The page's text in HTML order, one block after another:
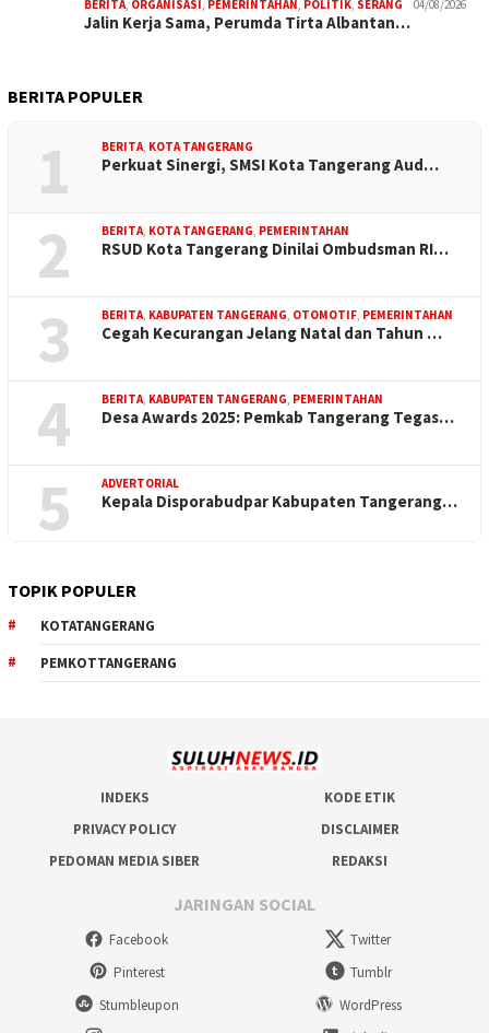
BERITA, ORGANISASI, PEMERINTAHAN, POLITIK, SERANG 04/08/2026
Jalin Kerja Sama, Perumda Tirta Albantan…
BERITA POPULER
1 BERITA, KOTA TANGERANG
Perkuat Sinergi, SMSI Kota Tangerang Aud…
2 BERITA, KOTA TANGERANG, PEMERINTAHAN
RSUD Kota Tangerang Dinilai Ombudsman RI…
3 BERITA, KABUPATEN TANGERANG, OTOMOTIF, PEMERINTAHAN
Cegah Kecurangan Jelang Natal dan Tahun …
4 BERITA, KABUPATEN TANGERANG, PEMERINTAHAN
Desa Awards 2025: Pemkab Tangerang Tegas…
5 ADVERTORIAL
Kepala Disporabudpar Kabupaten Tangerang…
TOPIK POPULER
KOTATANGERANG
PEMKOTTANGERANG
INDEKS
KODE ETIK
PRIVACY POLICY
DISCLAIMER
PEDOMAN MEDIA SIBER
REDAKSI
JARINGAN SOCIAL
Facebook
Twitter
Pinterest
Tumblr
Stumbleupon
WordPress